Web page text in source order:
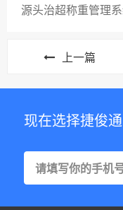
源头治超称重管理
上一篇
现在选择捷俊